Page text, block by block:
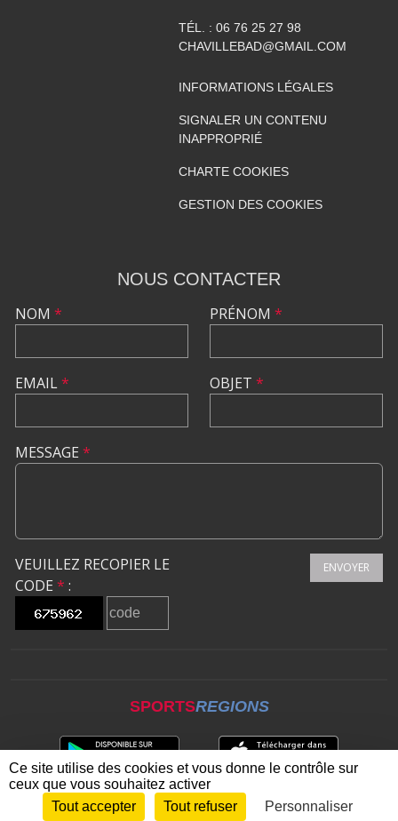
TÉL. : 06 76 25 27 98
CHAVILLEBAD@GMAIL.COM
INFORMATIONS LÉGALES
SIGNALER UN CONTENU
INAPPROPRIÉ
CHARTE COOKIES
GESTION DES COOKIES
NOUS CONTACTER
NOM *
EMAIL*
PRÉNOM *
OBJET *
MESSAGE *
VEUILLEZ RECOPIER LE
CODE * :
ENVOYER
SPORTSREGIONS
Envie de participer ? CONNEXION
Ce site utilise des cookies et vous donne le contrôle sur
ceux que vous souhaitez activer
Tout accepter
Tout refuser Personnaliser